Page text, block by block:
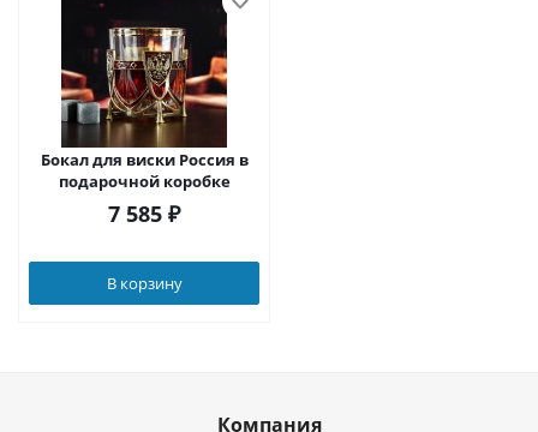
Бокал для виски Россия в
подарочной коробке
7 585 ₽
В корзину
Компания